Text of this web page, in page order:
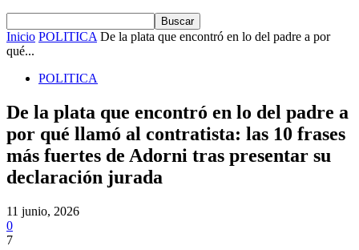
Inicio POLITICA De la plata que encontró en lo del padre a por
qué...
POLITICA
De la plata que encontró en lo del padre a
por qué llamó al contratista: las 10 frases
más fuertes de Adorni tras presentar su
declaración jurada
11 junio, 2026
0
7